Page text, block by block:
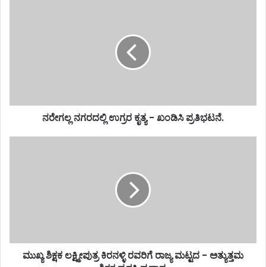
ನರೇಗಲ್ಲ ನಗರದಲ್ಲಿ ಉಗ್ರರ ಕೃತ್ಯ - ಖಂಡಿಸಿ ಪ್ರತಿಭಟನೆ.
ಮುಖ್ಯ ಶಿಕ್ಷಕ ಲಕ್ಷ್ಮೀಪುತ್ರ ಕಿರನಳ್ಳಿ ರವರಿಗೆ ರಾಜ್ಯ ಮಟ್ಟದ - ಅತ್ಯುತ್ತಮ